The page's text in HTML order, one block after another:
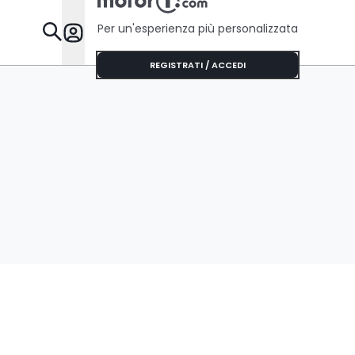
Da Sapere
Per un'esperienza più personalizzata
REGISTRATI / ACCEDI